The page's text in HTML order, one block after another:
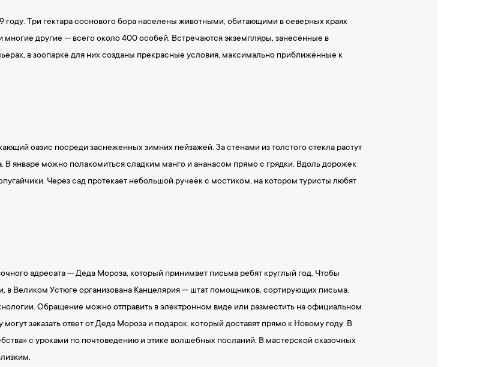
Три гектара соснового бора населены животными, обитающими в северных краях
другие — всего около 400 особей. Встречаются экземпляры, занесённые в
в зоопарке для них созданы прекрасные условия, максимально приближённые к
оазис посреди заснеженных зимних пейзажей. За стенами из толстого стекла растут
В январе можно полакомиться сладким манго и ананасом прямо с грядки. Вдоль дорожек
Через сад протекает небольшой ручеёк с мостиком, на котором туристы любят
адресата — Деда Мороза, который принимает письма ребят круглый год. Чтобы
в Великом Устюге организована Канцелярия — штат помощников, сортирующих письма.
Обращение можно отправить в электронном виде или разместить на официальном
заказать ответ от Деда Мороза и подарок, который доставят прямо к Новому году. В
с уроками по почтоведению и этике волшебных посланий. В мастерской сказочных